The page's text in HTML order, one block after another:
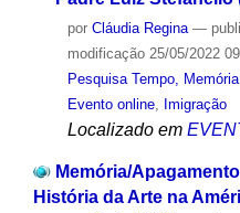
por Cláudia Regina —
modificação25/05/2022
Pesquisa Tempo,
Evento online, Imigração
Localizado em
Memória/
História da Arte na